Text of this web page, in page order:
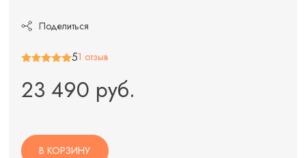
Поделиться
51 отзыв
23 490 руб.
В КОРЗИНУ